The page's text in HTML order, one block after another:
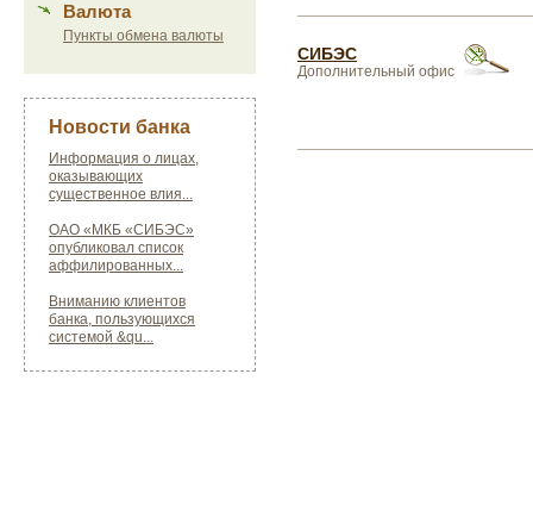
Валюта
Пункты обмена валюты
Новости банка
Информация о лицах,
оказывающих
существенное влия...
ОАО «МКБ «СИБЭС»
опубликовал список
аффилированных...
Вниманию клиентов
банка, пользующихся
системой &qu...
СИБЭС
Дополнительный офис